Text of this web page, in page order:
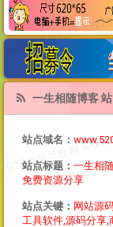
一生相随博客
站点域名：
站点标题： 一生相
免费资源分享
站点关键： 网站源
工具软件,源码分享